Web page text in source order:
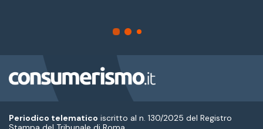
Periodico telematico iscritto al n. 130/2025 del Registro